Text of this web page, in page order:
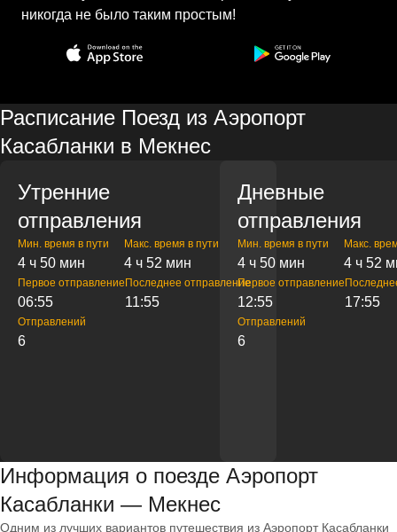
никогда не было таким простым!
Расписание Поезд из Аэропорт
Касабланки в Мекнес
Утренние
отправления
Мин. время в пути
4 ч 50 мин
Макс. время в пути
4 ч 52 мин
Первое отправление
06:55
Последнее отправление
11:55
Отправлений
6
Дневные
отправления
Мин. время в пути
4 ч 50 мин
Макс.
4 ч 52
Первое отправление
12:55 17:55
Отправлений
6
Информация о поезде Аэропорт
Касабланки — Мекнес
Одним из лучших вариантов путешествия из Аэропорт Касабланки